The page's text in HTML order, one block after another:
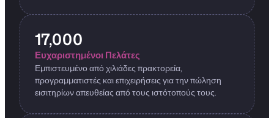
17,000
Ευχαριστημένοι Πελάτες
Εμπιστευμένο από χιλιάδες πρακτορεία,
προγραμματιστές και επιχειρήσεις για την πώληση
εισιτηρίων απευθείας από τους ιστότοπούς τους.